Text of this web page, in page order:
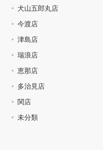
犬山五郎丸店
今渡店
津島店
瑞浪店
恵那店
多治見店
関店
未分類